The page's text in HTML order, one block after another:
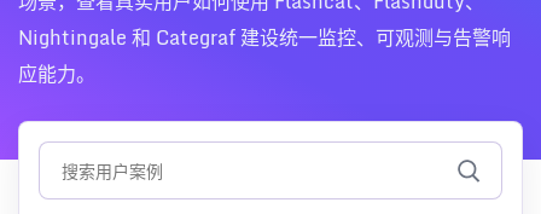
Nightingale 和 Categraf 建设统一监控、可观测与告警响
应能力。